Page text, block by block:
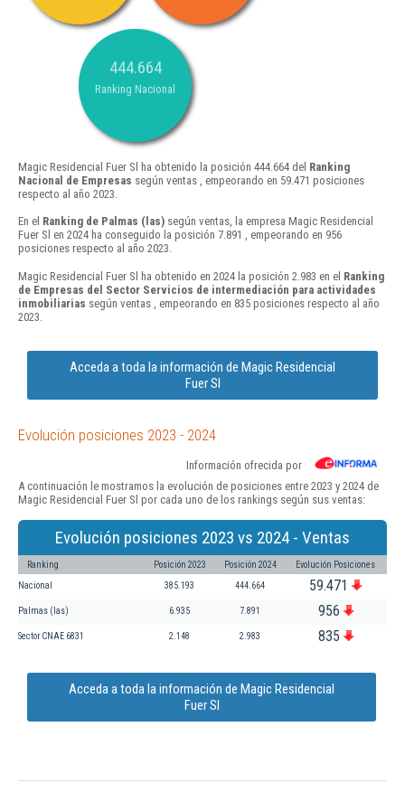
444.664
Ranking Nacional
Magic Residencial Fuer Sl ha obtenido la posición 444.664 del Ranking
Nacional de Empresas según ventas , empeorando en 59.471 posiciones
respecto al año 2023.
En el Ranking de Palmas (las) según ventas, la empresa Magic Residencial
Fuer Sl en 2024 ha conseguido la posición 7.891 , empeorando en 956
posiciones respecto al año 2023.
Magic Residencial Fuer Sl ha obtenido en 2024 la posición 2.983 en el Ranking
de Empresas del Sector Servicios de intermediación para actividades
inmobiliarias según ventas , empeorando en 835 posiciones respecto al año
2023.
Acceda a toda la información de Magic Residencial
Fuer Sl
Evolución posiciones 2023 - 2024
Información ofrecida por
A continuación le mostramos la evolución de posiciones entre 2023 y 2024 de
Magic Residencial Fuer Sl por cada uno de los rankings según sus ventas:
Evolución posiciones 2023 vs 2024 - Ventas
Ranking Posición 2023 Posición 2024 Evolución Posiciones
Nacional 385.193 444.664 59.471
Palmas (las) 6.935 7.891 956
Sector CNAE 6831 2.148 2.983 835
Acceda a toda la información de Magic Residencial
Fuer Sl